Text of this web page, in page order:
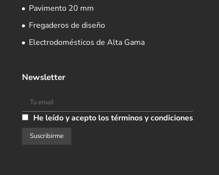
Pavimento 20 mm
Fregaderos de diseño
Electrodomésticos de Alta Gama
Newsletter
He leído y acepto los términos y condiciones